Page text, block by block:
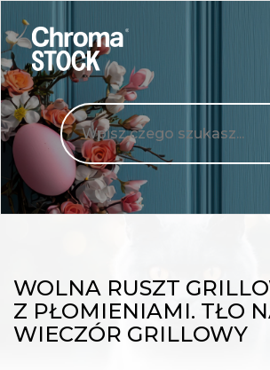
WOLNA RUSZT
Z PŁOMIENIAMI. TŁO
WIECZÓR GRILLOWY